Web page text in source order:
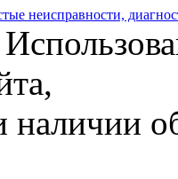
неисправности,